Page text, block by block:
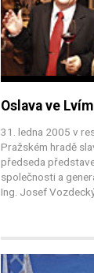
Oslava ve
31. ledna 2005 v
Pražském hradě
předseda
společnosti a
Ing. Josef